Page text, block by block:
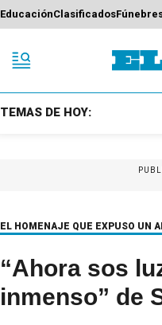
EducaciónClasificados
TEMAS DE HOY:
EL HOMENAJE QUE EXPUSO UN
“Ahora sos
inmenso” de